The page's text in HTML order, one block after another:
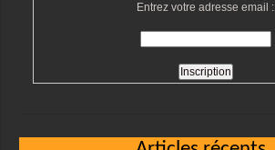
Entrez votre adresse email :